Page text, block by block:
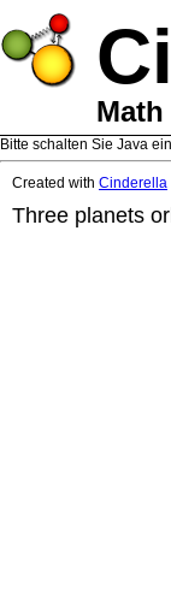
Bitte schalten Sie Java
Created with Cinderella
Three planets